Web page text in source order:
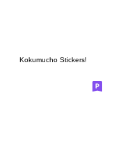
Kokumucho Stickers!